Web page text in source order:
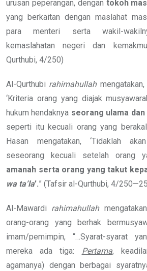
urusan peperangan, dengan tokoh
yang berkaitan dengan maslahat
para menteri serta wakil-
kemaslahatan negeri dan
Qurthubi, 4/250)
Al-Qurthubi rahimahullahmengatakan,
‘Kriteria orang yang diajak
hukum hendaknya seorang ulama dan
seperti itu kecuali orang yang
Hasan mengatakan, ‘Tidaklah
seseorang kecuali setelah orang
amanah serta orang yang takut
wa ta’la’.” (Tafsir al-Qurthubi, 4/
Al-Mawardi rahimahullah
orang-orang yang berhak
imam/pemimpin, “…Syarat-syarat
mereka ada tiga: Pertama,
agamanya) dengan berbagai